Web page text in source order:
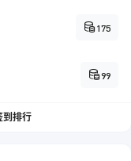
175
99
到排行